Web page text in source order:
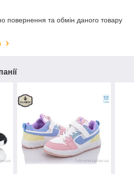
повернення та обмін даного товару